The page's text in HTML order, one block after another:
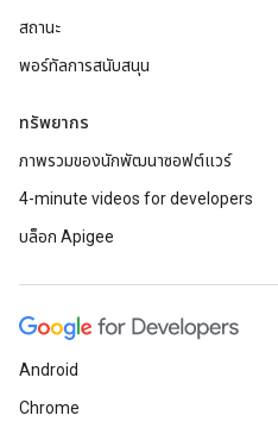
สถานะ
พอร์ทัลการสนับสนุน
ทรัพยากร
ภาพรวมของนักพัฒนาซอฟต์แวร์
4-minute videos for developers
บล็อก Apigee
Android
Chrome